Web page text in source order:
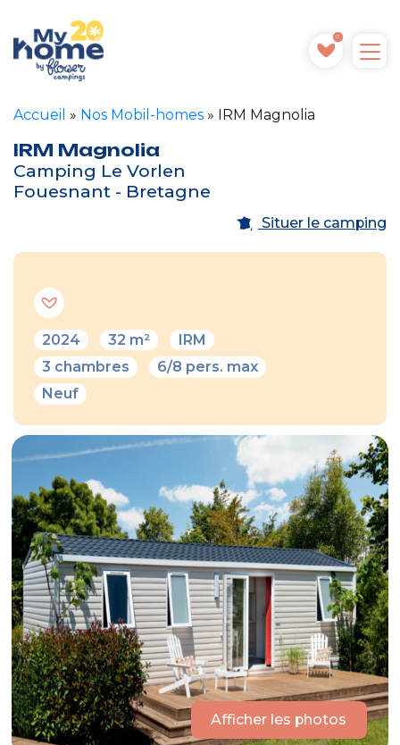
0
Accueil » Nos Mobil-homes » IRM Magnolia
IRM Magnolia
Camping Le Vorlen
Fouesnant - Bretagne
Situer le camping
2024 32 m²
IRM
3 chambres
6/8 pers. max
Neuf
Afficher les photos